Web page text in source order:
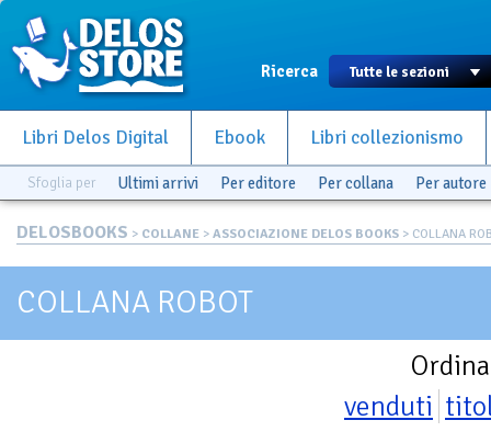
Ricerca
Libri Delos Digital Ebook Libri collezionismo
Sfoglia per Ultimi arrivi Per editore Per collana Per autore
DELOSBOOKS > COLLANE > ASSOCIAZIONE DELOS BOOKS > COLLANA
COLLANA ROBOT
venduti